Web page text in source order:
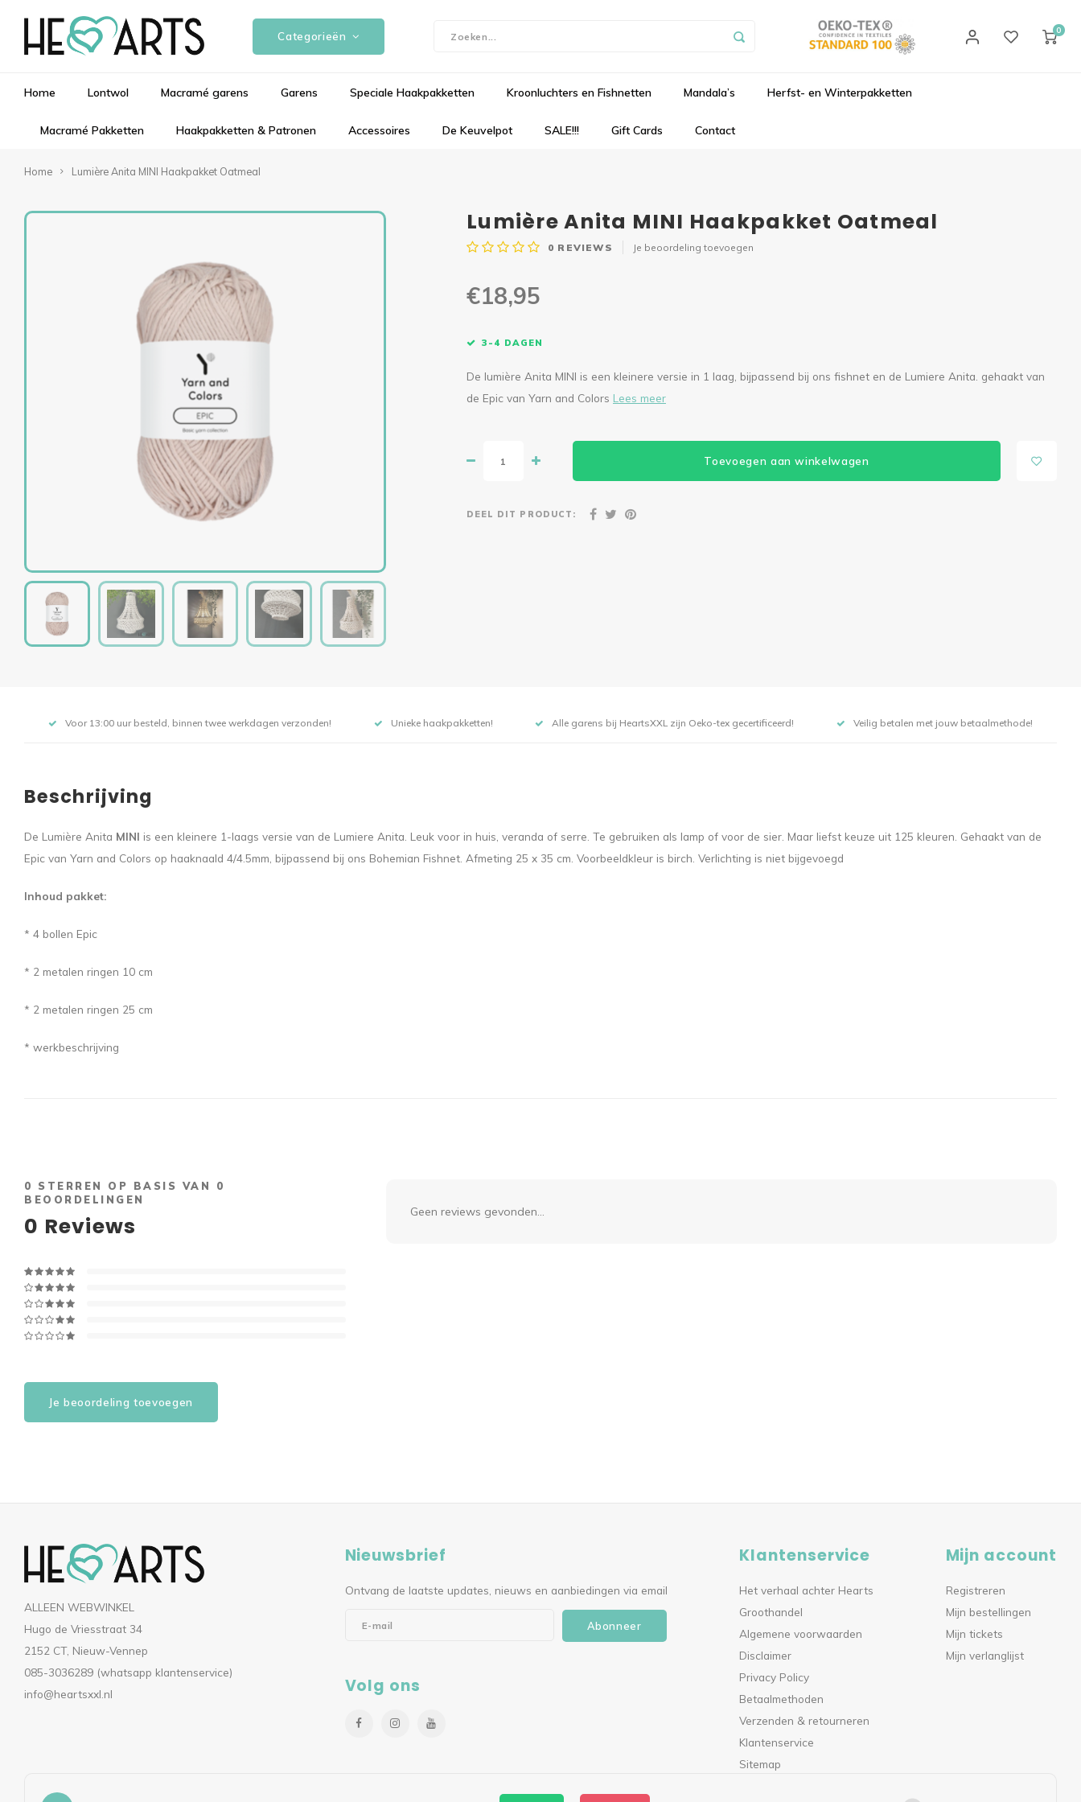
Categorieën 0
Home Lontwol Macramé garens Garens Speciale Haakpakketten Kroonluchters en Fishnetten Mandala’s Herfst- en Winterpakketten
Macramé Pakketten Haakpakketten & Patronen Accessoires De Keuvelpot SALE!!! Gift Cards Contact
Home Lumière Anita MINI Haakpakket Oatmeal
Lumière Anita MINI Haakpakket Oatmeal
0 REVIEWS Je beoordeling toevoegen
€18,95
3-4 DAGEN
De lumière Anita MINI is een kleinere versie in 1 laag, bijpassend bij ons fishnet en de Lumiere Anita. gehaakt van
de Epic van Yarn and Colors Lees meer
Toevoegen aan winkelwagen
DEEL DIT PRODUCT:
Voor 13:00 uur besteld, binnen twee werkdagen verzonden! Unieke haakpakketten! Alle garens bij HeartsXXL zijn Oeko-tex gecertificeerd! Veilig betalen met jouw betaalmethode!
Beschrijving
De Lumière Anita MINI is een kleinere 1-laags versie van de Lumiere Anita. Leuk voor in huis, veranda of serre. Te gebruiken als lamp of voor de sier. Maar liefst keuze uit 125 kleuren. Gehaakt van de
Epic van Yarn and Colors op haaknaald 4/4.5mm, bijpassend bij ons Bohemian Fishnet. Afmeting 25 x 35 cm. Voorbeeldkleur is birch. Verlichting is niet bijgevoegd
Inhoud pakket:
* 4 bollen Epic
* 2 metalen ringen 10 cm
* 2 metalen ringen 25 cm
* werkbeschrijving
0 STERREN OP BASIS VAN 0
BEOORDELINGEN
0 Reviews
Je beoordeling toevoegen
Geen reviews gevonden...
ALLEEN WEBWINKEL
Hugo de Vriesstraat 34
2152 CT, Nieuw-Vennep
085-3036289 (whatsapp klantenservice)
info@heartsxxl.nl
Nieuwsbrief
Ontvang de laatste updates, nieuws en aanbiedingen via email
Abonneer
Volg ons
Klantenservice
Het verhaal achter Hearts
Groothandel
Algemene voorwaarden
Disclaimer
Privacy Policy
Betaalmethoden
Verzenden & retourneren
Klantenservice
Sitemap
Mijn account
Registreren
Mijn bestellingen
Mijn tickets
Mijn verlanglijst